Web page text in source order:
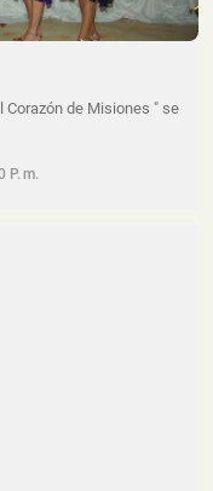
Corazón de Misiones " se
P. M.